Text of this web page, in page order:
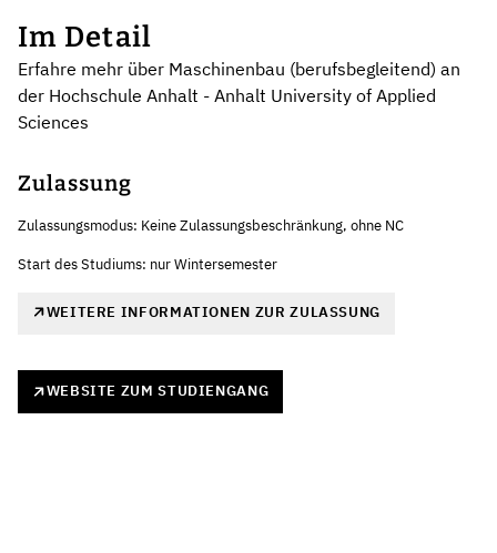
Im Detail
Erfahre mehr über Maschinenbau (berufsbegleitend) an
der Hochschule Anhalt - Anhalt University of Applied
Sciences
Zulassung
Zulassungsmodus: Keine Zulassungsbeschränkung, ohne NC
Start des Studiums: nur Wintersemester
WEITERE INFORMATIONEN ZUR ZULASSUNG
WEBSITE ZUM STUDIENGANG